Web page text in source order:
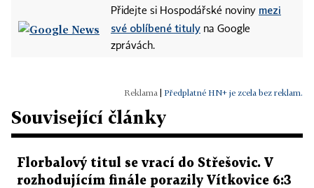
Přidejte si Hospodářské noviny mezi
své oblíbené tituly na Google
zprávách.
Předplatné HN+ je zcela bez reklam.
Související články
Florbalový titul se vrací do Střešovic. V
rozhodujícím finále porazily Vítkovice 6:3